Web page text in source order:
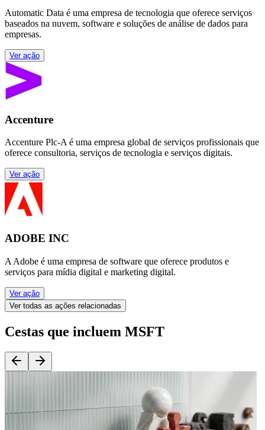
Automatic Data é uma empresa de tecnologia que oferece serviços
baseados na nuvem, software e soluções de análise de dados para
empresas.
Ver ação
Accenture
Accenture Plc-A é uma empresa global de serviços profissionais que
oferece consultoria, serviços de tecnologia e serviços digitais.
Ver ação
ADOBE INC
A Adobe é uma empresa de software que oferece produtos e
serviços para mídia digital e marketing digital.
Ver ação
Ver todas as ações relacionadas
Cestas que incluem MSFT